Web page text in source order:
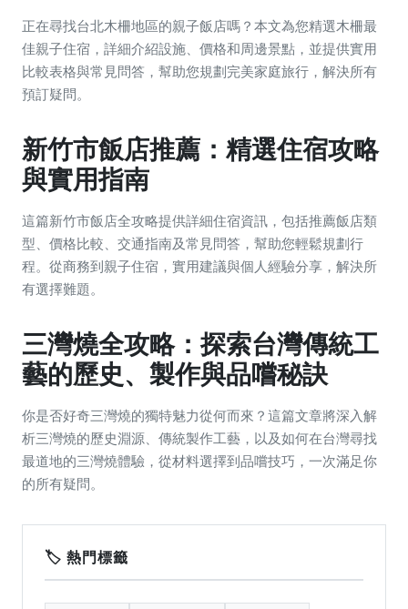
正在尋找台北木柵地區的親子飯店嗎？本文為您精選木柵最
佳親子住宿，詳細介紹設施、價格和周邊景點，並提供實用
比較表格與常見問答，幫助您規劃完美家庭旅行，解決所有
預訂疑問。
新竹市飯店推薦：精選住宿攻略
與實用指南
這篇新竹市飯店全攻略提供詳細住宿資訊，包括推薦飯店類
型、價格比較、交通指南及常見問答，幫助您輕鬆規劃行
程。從商務到親子住宿，實用建議與個人經驗分享，解決所
有選擇難題。
三灣燒全攻略：探索台灣傳統工
藝的歷史、製作與品嚐秘訣
你是否好奇三灣燒的獨特魅力從何而來？這篇文章將深入解
析三灣燒的歷史淵源、傳統製作工藝，以及如何在台灣尋找
最道地的三灣燒體驗，從材料選擇到品嚐技巧，一次滿足你
的所有疑問。
🏷️ 熱門標籤